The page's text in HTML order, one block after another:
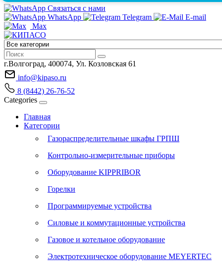
Связаться с нами
WhatsApp
Telegram
E-mail
Max
г.Волгоград, 400074, Ул. Козловская 61
info@kipaso.ru
8 (8442) 26-76-52
Categories
Главная
Категории
Газораспределительные шкафы ГРПШ
Контрольно-измерительные приборы
Оборудование KIPPRIBOR
Горелки
Программируемые устройства
Силовые и коммутационные устройства
Газовое и котельное оборудование
Электротехническое оборудование MEYERTEC